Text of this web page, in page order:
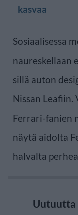
kasvaa
Sosiaalisessa
naureskellaan
sillä auton
Nissan
Ferrari-fanien
näytä aidolta
halvalta
Uutuutta